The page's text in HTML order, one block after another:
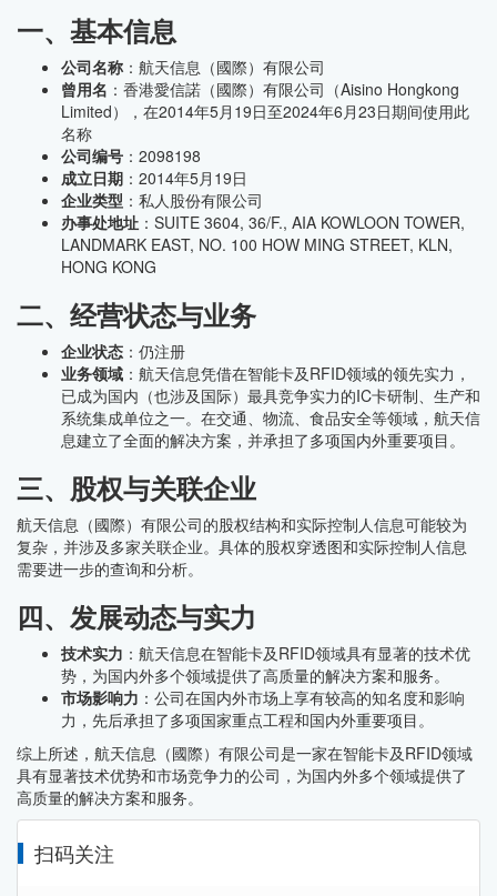
一、基本信息
公司名称 ：航天信息（國際）有限公司
曾用名 ：香港愛信諾（國際）有限公司（Aisino Hongkong
Limited），在2014年5月19日至2024年6月23日期间使用此
名称
公司编号 ：2098198
成立日期 ：2014年5月19日
企业类型 ：私人股份有限公司
办事处地址 ：SUITE 3604, 36/F., AIA KOWLOON TOWER,
LANDMARK EAST, NO. 100 HOW MING STREET, KLN,
HONG KONG
二、经营状态与业务
企业状态 ：仍注册
业务领域 ：航天信息凭借在智能卡及RFID领域的领先实力，
已成为国内（也涉及国际）最具竞争实力的IC卡研制、生产和
系统集成单位之一。在交通、物流、食品安全等领域，航天信
息建立了全面的解决方案，并承担了多项国内外重要项目。
三、股权与关联企业
航天信息（國際）有限公司的股权结构和实际控制人信息可能较为
复杂，并涉及多家关联企业。具体的股权穿透图和实际控制人信息
需要进一步的查询和分析。
四、发展动态与实力
技术实力 ：航天信息在智能卡及RFID领域具有显著的技术优
势，为国内外多个领域提供了高质量的解决方案和服务。
市场影响力 ：公司在国内外市场上享有较高的知名度和影响
力，先后承担了多项国家重点工程和国内外重要项目。
综上所述，航天信息（國際）有限公司是一家在智能卡及RFID领域
具有显著技术优势和市场竞争力的公司，为国内外多个领域提供了
高质量的解决方案和服务。
扫码关注